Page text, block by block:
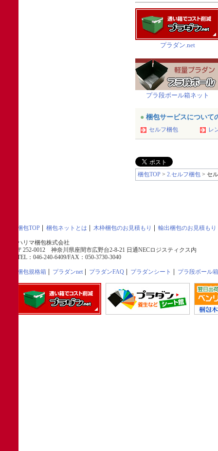
プラダン.net
プラ段ボール箱ネット
● 梱包サービスについて
セルフ梱包 レ
梱包TOP > 2.セルフ梱包 > セ
梱包TOP 梱包ネットとは 木枠梱包のお見積もり 輸出梱包のお見積もり
ハリマ梱包株式会社
〒252-0012 神奈川県座間市広野台2-8-21 日通NECロジスティクス内
TEL：046-240-6409/FAX：050-3730-3040
梱包規格箱 プラダンnet プラダンFAQ プラダンシート プラ段ボール